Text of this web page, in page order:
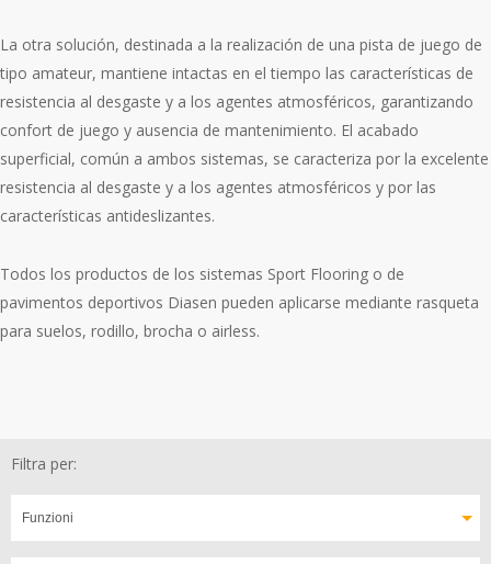
La otra solución, destinada a la realización de una pista de juego de
tipo amateur, mantiene intactas en el tiempo las características de
resistencia al desgaste y a los agentes atmosféricos, garantizando
confort de juego y ausencia de mantenimiento. El acabado
superficial, común a ambos sistemas, se caracteriza por la excelente
resistencia al desgaste y a los agentes atmosféricos y por las
características antideslizantes.
Todos los productos de los sistemas Sport Flooring o de
pavimentos deportivos Diasen pueden aplicarse mediante rasqueta
para suelos, rodillo, brocha o airless.
Filtra per: